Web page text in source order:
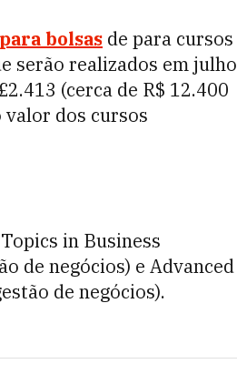
bolsas de para cursos
serão realizados em julho
(cerca de R$ 12.400
valor dos cursos
in Business
de negócios) e Advanced
de negócios).